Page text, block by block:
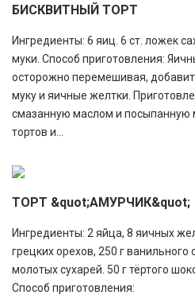
БИСКВИТНЫЙ ТОРТ
Ингредиенты: 6 яиц. 6 ст. ложек
муки. Способ приготовления:
осторожно перемешивая,
муку и яичные желтки.
смазанную маслом и посыпанную
тортов и...
ТОРТ &quot;АМУРЧИК&quot;
Ингредиенты: 2 яйца, 8 яичных
грецких орехов, 250 г ванильного
молотых сухарей. 50 г тёртого
Способ приготовления: